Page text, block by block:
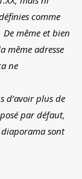
comme
même et bien
même adresse
ne
d’avoir plus de
par défaut,
diaporama sont